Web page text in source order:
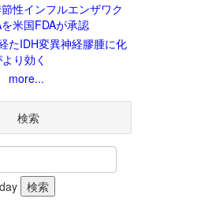
性インフルエンザワク
米国FDAが承認
たIDH変異神経膠腫に化
り効く
more...
検索